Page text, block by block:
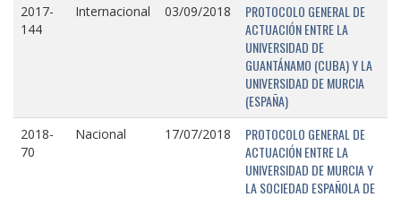
2017-
144
Internacional 03/09/2018
PROTOCOLO GENERAL DE
ACTUACIÓN ENTRE LA
UNIVERSIDAD DE
GUANTÁNAMO (CUBA) Y LA
UNIVERSIDAD DE MURCIA
(ESPAÑA)
2018-
70
Nacional 17/07/2018
PROTOCOLO GENERAL DE
ACTUACIÓN ENTRE LA
UNIVERSIDAD DE MURCIA Y
LA SOCIEDAD ESPAÑOLA DE